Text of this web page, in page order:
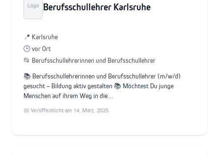
Logo
Berufsschullehrer Karlsruhe
📍 Karlsruhe
🕒 vor Ort
📂 Berufsschullehrerinnen und Berufsschullehrer
📚 Berufsschullehrerinnen und Berufsschullehrer (m/w/d)
gesucht – Bildung aktiv gestalten 📚 Möchtest Du junge
Menschen auf ihrem Weg in die…
📅 Veröffentlicht am 14. März. 2025